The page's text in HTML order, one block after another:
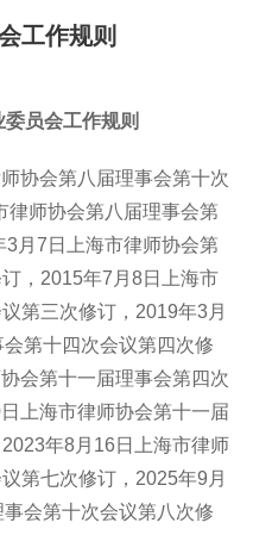
工作规则
委员会工作规则
协会第八届理事会第十次
律师协会第八届理事会第
月7日上海市律师协会第
，2015年7月8日上海市
第三次修订，2019年3月
第十四次会议第四次修
会第十一届理事会第四次
上海市律师协会第十一届
年8月16日上海市律师
第七次修订，2025年9月
会第十次会议第八次修